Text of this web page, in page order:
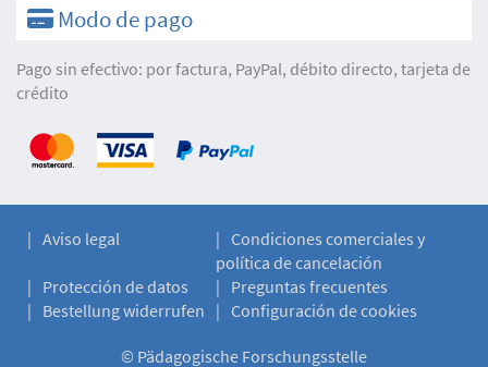
Modo de pago
Pago sin efectivo: por factura, PayPal, débito directo, tarjeta de
crédito
Aviso legal
Condiciones comerciales y
política de cancelación
Protección de datos
Preguntas frecuentes
Bestellung widerrufen
Configuración de cookies
© Pädagogische Forschungsstelle